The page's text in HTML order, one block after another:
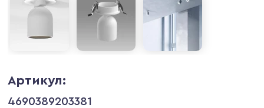
Артикул:
4690389203381